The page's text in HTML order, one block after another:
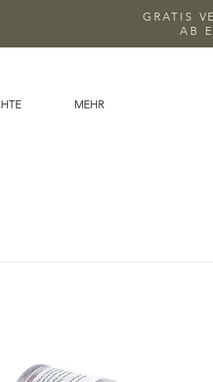
GRATIS
AB
MEHR